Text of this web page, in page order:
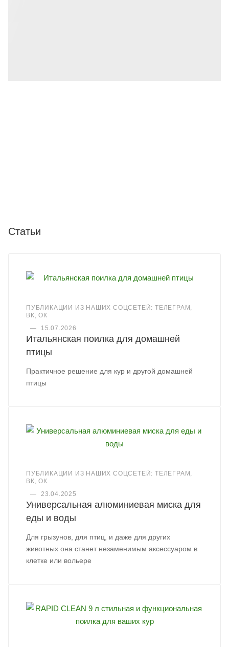
Статьи
ПУБЛИКАЦИИ ИЗ НАШИХ СОЦСЕТЕЙ: ТЕЛЕГРАМ,
ВК, ОК
—
15.07.2026
Итальянская поилка для домашней
птицы
Практичное решение для кур и другой домашней
птицы
ПУБЛИКАЦИИ ИЗ НАШИХ СОЦСЕТЕЙ: ТЕЛЕГРАМ,
ВК, ОК
—
23.04.2025
Универсальная алюминиевая миска для
еды и воды
Для грызунов, для птиц, и даже для других
животных она станет незаменимым аксессуаром в
клетке или вольере